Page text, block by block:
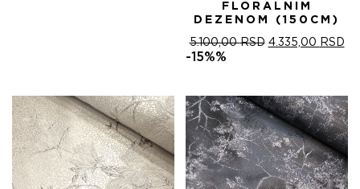
FLORALNIM
DEZENOM (150CM)
5.100,00RSD ОРИГИНАЛНА
5.100,00 RSD.
4.335,00 RSD
-15%%